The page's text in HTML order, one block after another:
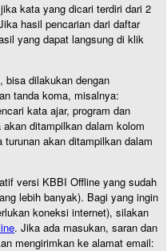
kata yang dicari terdiri dari 2
hasil pencarian dari daftar
yang dapat langsung di klik
bisa dilakukan dengan
tanda koma, misalnya:
kata ajar, program dan
ditampilkan dalam kolom
akan ditampilkan dalam
versi KBBI Offline yang sudah
lebih banyak). Bagi yang ingin
koneksi internet), silakan
. Jika ada masukan, saran dan
mengirimkan ke alamat email: